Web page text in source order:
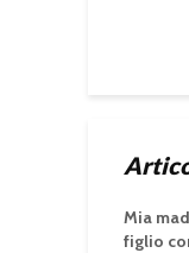
Mia
figlio